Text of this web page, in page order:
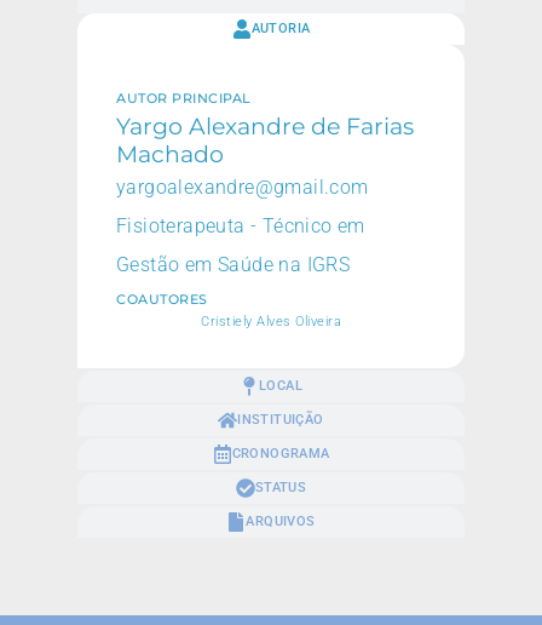
AUTORIA
LOCAL
INSTITUIÇÃO
CRONOGRAMA
STATUS
ARQUIVOS
AUTOR PRINCIPAL
Yargo Alexandre de Farias
Machado
yargoalexandre@gmail.com
Fisioterapeuta - Técnico em
Gestão em Saúde na IGRS
COAUTORES
Cristiely Alves Oliveira